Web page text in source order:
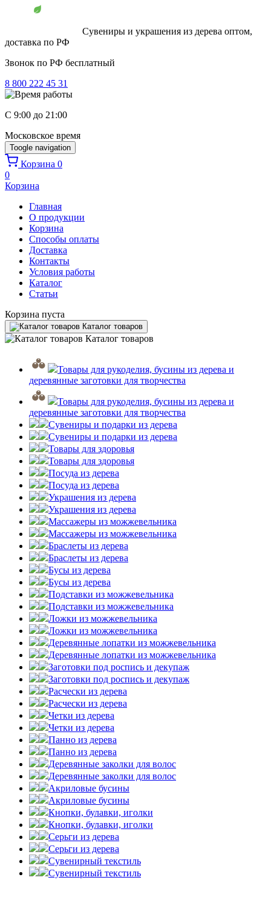
Перейти к основному содержанию
Сувениры и украшения из дерева оптом,
доставка по РФ
Звонок по РФ бесплатный
8 800 222 45 31
C 9:00 до 21:00
Московское время
Toogle navigation
Корзина 0
0
Корзина
Главная
О продукции
Корзина
Способы оплаты
Доставка
Контакты
Условия работы
Каталог
Статьи
Корзина пуста
Каталог товаров
Каталог товаров
Товары для рукоделия, бусины из дерева и
деревянные заготовки для творчества
Товары для рукоделия, бусины из дерева и
деревянные заготовки для творчества
Сувениры и подарки из дерева
Сувениры и подарки из дерева
Товары для здоровья
Товары для здоровья
Посуда из дерева
Посуда из дерева
Украшения из дерева
Украшения из дерева
Массажеры из можжевельника
Массажеры из можжевельника
Браслеты из дерева
Браслеты из дерева
Бусы из дерева
Бусы из дерева
Подставки из можжевельника
Подставки из можжевельника
Ложки из можжевельника
Ложки из можжевельника
Деревянные лопатки из можжевельника
Деревянные лопатки из можжевельника
Заготовки под роспись и декупаж
Заготовки под роспись и декупаж
Расчески из дерева
Расчески из дерева
Четки из дерева
Четки из дерева
Панно из дерева
Панно из дерева
Деревянные заколки для волос
Деревянные заколки для волос
Акриловые бусины
Акриловые бусины
Кнопки, булавки, иголки
Кнопки, булавки, иголки
Серьги из дерева
Серьги из дерева
Сувенирный текстиль
Сувенирный текстиль